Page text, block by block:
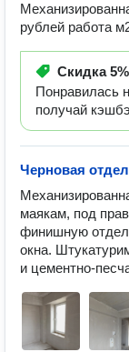
рублей работа
Скидка5%
Понравилась
получай
Черновая
маякам, под
финишную
окна.
и цементно-